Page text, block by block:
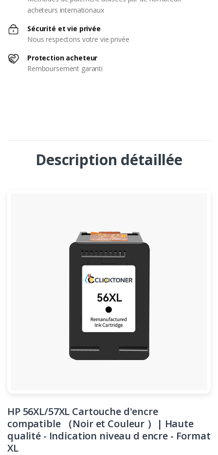
acheteurs internationaux
Sécurité et vie privée
Nous respectons votre vie privée
Protection acheteur
Remboursement garanti
Description détaillée
HP 56XL/57XL Cartouche d'encre
compatible （Noir et Couleur ）| Haute
qualité - Indication niveau d encre - Format
XL